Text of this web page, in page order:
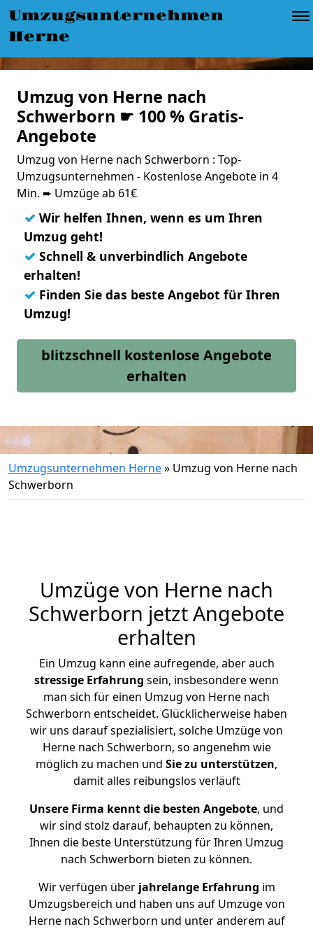
Umzugsunternehmen
Herne
Umzug von Herne nach
Schwerborn ☛ 100 % Gratis-
Angebote
Umzug von Herne nach Schwerborn : Top-
Umzugsunternehmen - Kostenlose Angebote in 4
Min. ➨ Umzüge ab 61€
✓ Wir helfen Ihnen, wenn es um Ihren
Umzug geht!
✓ Schnell & unverbindlich Angebote
erhalten!
✓ Finden Sie das beste Angebot für Ihren
Umzug!
blitzschnell kostenlose Angebote
erhalten
Umzugsunternehmen Herne» Umzug von Herne nach
Schwerborn
Umzüge von Herne nach
Schwerborn jetzt Angebote
erhalten
Ein Umzug kann eine aufregende, aber auch
stressige Erfahrung sein, insbesondere wenn
man sich für einen Umzug von Herne nach
Schwerborn entscheidet. Glücklicherweise haben
wir uns darauf spezialisiert, solche Umzüge von
Herne nach Schwerborn, so angenehm wie
möglich zu machen und Sie zu unterstützen,
damit alles reibungslos verläuft
Unsere Firma kennt die besten Angebote, und
wir sind stolz darauf, behaupten zu können,
Ihnen die beste Unterstützung für Ihren Umzug
nach Schwerborn bieten zu können.
Wir verfügen überjahrelange Erfahrung im
Umzugsbereich und haben uns auf Umzüge von
Herne nach Schwerborn und unter anderem auf